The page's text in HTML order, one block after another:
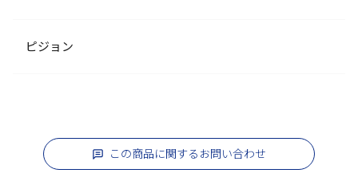
ピジョン
この商品に関するお問い合わせ